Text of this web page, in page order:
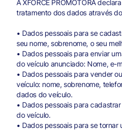
A XFORCE PROMOTORA
tratamento dos dados através
• Dados pessoais para se
seu nome, sobrenome, o seu
• Dados pessoais para enviar
do veículo anunciado: Nome, e-
• Dados pessoais para vender
veículo: nome, sobrenome,
dados do veículo.
• Dados pessoais para
do veículo.
• Dados pessoais para se tornar